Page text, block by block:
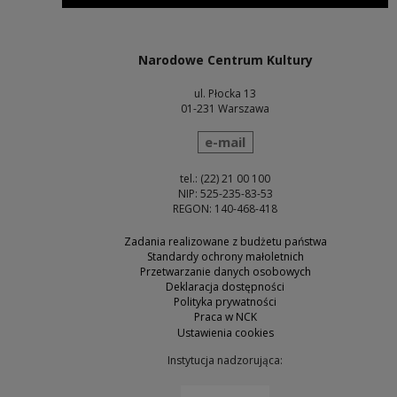
Narodowe Centrum Kultury
ul. Płocka 13
01-231 Warszawa
wyślij wiadomość
e-mail
tel.: (22) 21 00 100
NIP: 525-235-83-53
REGON: 140-468-418
Zadania realizowane z budżetu państwa
Standardy ochrony małoletnich
Przetwarzanie danych osobowych
Deklaracja dostępności
Polityka prywatności
Praca w NCK
Ustawienia cookies
Instytucja nadzorująca: